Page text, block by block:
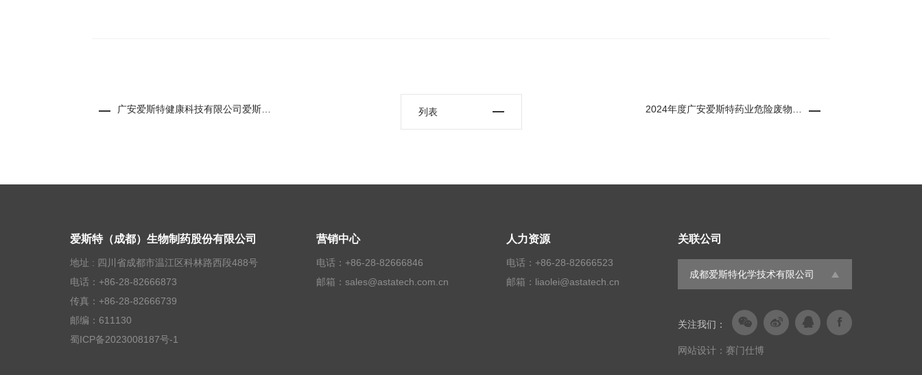
列表
爱斯特（成都）生物制药股份有限公司
地址 : 四川省成都市温江区科林路西段488号
电话：+86-28-82666873
传真：+86-28-82666739
邮编：611130
蜀ICP备2023008187号-1
营销中心
电话：+86-28-82666846
邮箱：sales@astatech.com.cn
人力资源
电话：+86-28-82666523
邮箱：liaolei@astatech.cn
关联公司
成都爱斯特化学技术有限公司
关注我们：    
网站设计：赛门仕博